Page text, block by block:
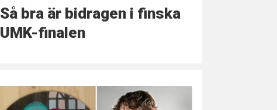
Så bra är bidragen i finska
UMK-finalen